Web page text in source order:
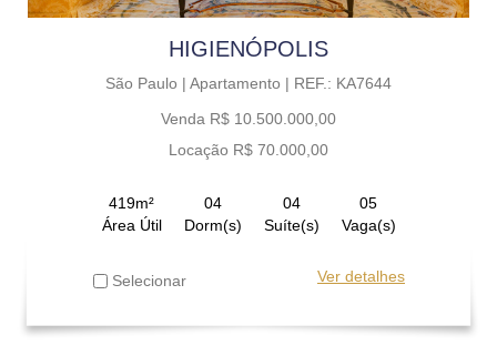
HIGIENÓPOLIS
São Paulo | Apartamento | REF.: KA7644
Venda R$ 10.500.000,00
Locação R$ 70.000,00
419m²
Área Útil
04
Dorm(s)
04
Suíte(s)
05
Vaga(s)
Selecionar Ver detalhes